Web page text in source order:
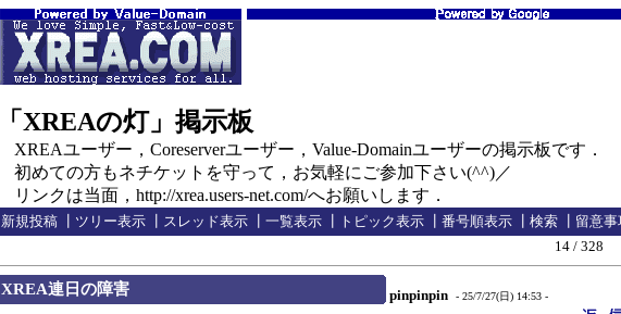
「XREAの灯」掲示板
XREAユーザー，Coreserverユーザー，Value-Domainユーザーの掲示板です．
初めての方もネチケットを守って，お気軽にご参加下さい(^^)／
リンクは当面，http://xrea.users-net.com/へお願いします．
新規投稿 ツリー表示 スレッド表示 一覧表示 トピック表示 番号順表示 検索
留意事
14 / 328
XREA連日の障害 pinpinpin - 25/7/27(日) 14:53 -